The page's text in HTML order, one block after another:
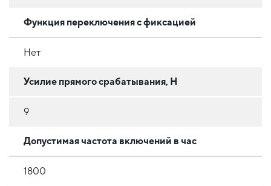
Функция переключения с фиксацией
Нет
Усилие прямого срабатывания, Н
9
Допустимая частота включений в час
1800